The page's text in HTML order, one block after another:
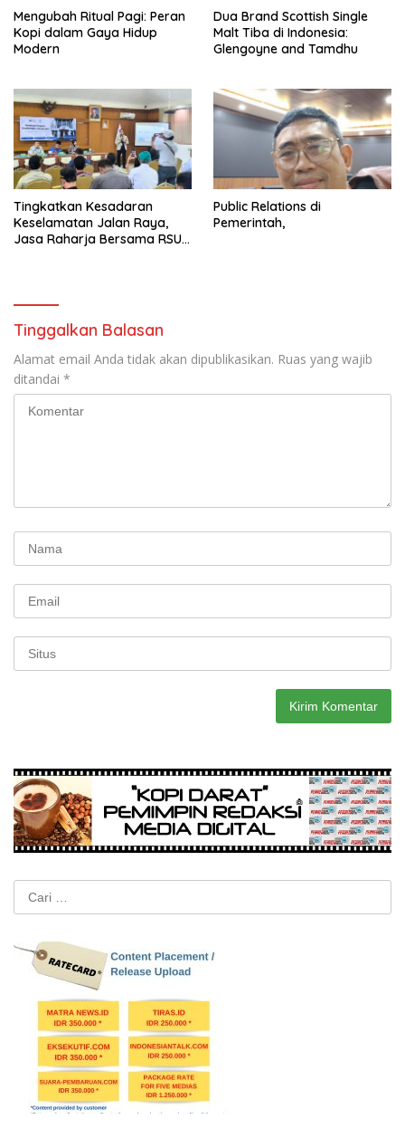
Mengubah Ritual Pagi: Peran
Kopi dalam Gaya Hidup
Modern
Dua Brand Scottish Single
Malt Tiba di Indonesia:
Glengoyne and Tamdhu
Tingkatkan Kesadaran
Keselamatan Jalan Raya,
Jasa Raharja Bersama RSU
Public Relations di
Pemerintah,
Tinggalkan Balasan
Alamat email Anda tidak akan dipublikasikan. Ruas yang wajib
ditandai *
Cari
untuk: